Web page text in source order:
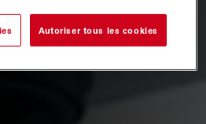
Autoriser tous les cookies